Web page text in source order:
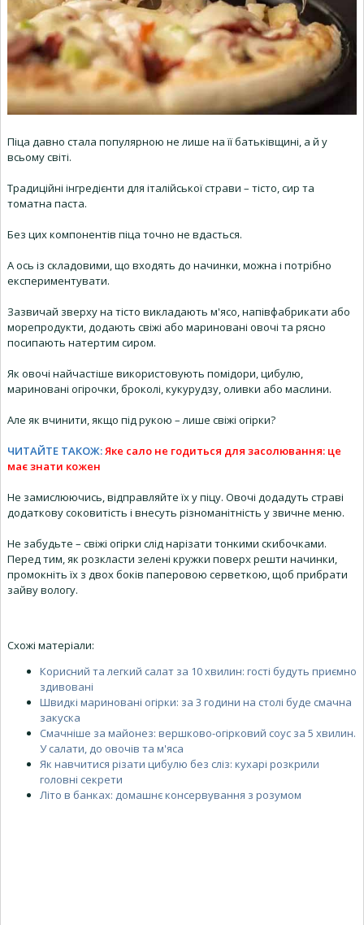
Піца давно стала популярною не лише на її батьківщині, а й у
всьому світі.
Традиційні інгредієнти для італійської страви – тісто, сир та
томатна паста.
Без цих компонентів піца точно не вдасться.
А ось із складовими, що входять до начинки, можна і потрібно
експериментувати.
Зазвичай зверху на тісто викладають м'ясо, напівфабрикати або
морепродукти, додають свіжі або мариновані овочі та рясно
посипають натертим сиром.
Як овочі найчастіше використовують помідори, цибулю,
мариновані огірочки, броколі, кукурудзу, оливки або маслини.
Але як вчинити, якщо під рукою – лише свіжі огірки?
ЧИТАЙТЕ ТАКОЖ:Яке сало не годиться для засолювання: це
має знати кожен
Не замислюючись, відправляйте їх у піцу. Овочі додадуть страві
додаткову соковитість і внесуть різноманітність у звичне меню.
Не забудьте – свіжі огірки слід нарізати тонкими скибочками.
Перед тим, як розкласти зелені кружки поверх решти начинки,
промокніть їх з двох боків паперовою серветкою, щоб прибрати
зайву вологу.
Схожі матеріали:
Корисний та легкий салат за 10 хвилин: гості будуть приємно
здивовані
Швидкі мариновані огірки: за 3 години на столі буде смачна
закуска
Смачніше за майонез: вершково-огірковий соус за 5 хвилин.
У салати, до овочів та м'яса
Як навчитися різати цибулю без сліз: кухарі розкрили
головні секрети
Літо в банках: домашнє консервування з розумом